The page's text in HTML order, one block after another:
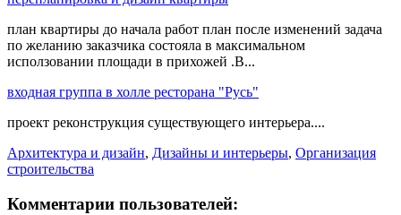
план квартиры до начала работ план после изменений задача
по желанию заказчика состояла в максимальном
исползовании площади в прихожей .В...
входная группа в холле ресторана "Русь"
проект реконструкция существующего интерьера....
Архитектура и дизайн, Дизайны и интерьеры, Организация
строительства
Комментарии пользователей: